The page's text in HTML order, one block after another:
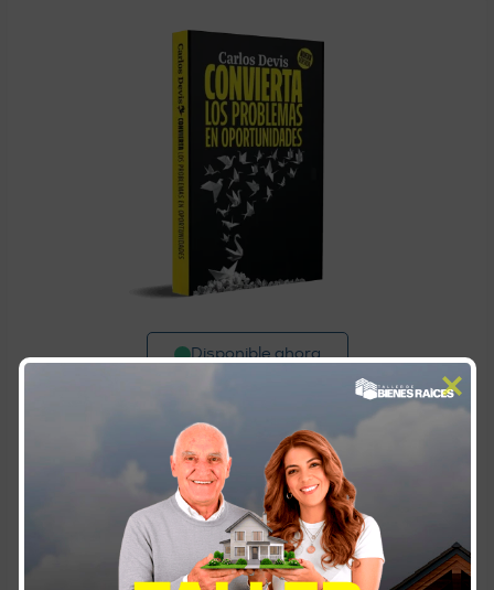
Disponible ahora
Convierta los problemas en
oportunidades
Guía para fortalecerse con las crisis,
haciendo lo que sabes, mientras disfrutas tu